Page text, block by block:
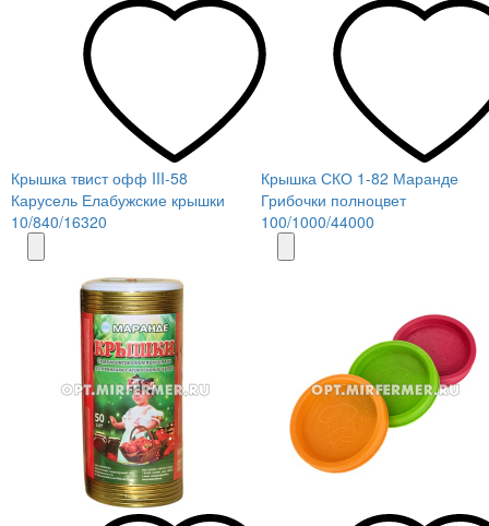
Крышка твист офф III-58
Карусель Елабужские крышки
10/840/16320
Крышка СКО 1-82 Маранде
Грибочки полноцвет
100/1000/44000